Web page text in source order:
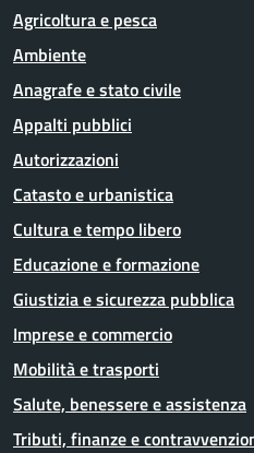
Agricoltura e pesca
Ambiente
Anagrafe e stato civile
Appalti pubblici
Autorizzazioni
Catasto e urbanistica
Cultura e tempo libero
Educazione e formazione
Giustizia e sicurezza pubblica
Imprese e commercio
Mobilità e trasporti
Salute, benessere e assistenza
Tributi, finanze e